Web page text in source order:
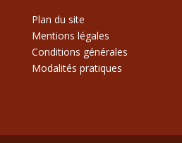
Plan du site
Mentions légales
Conditions générales
Modalités pratiques